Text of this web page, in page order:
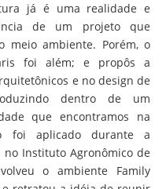
já é uma realidade e
de um projeto que
meio ambiente. Porém, o
foi além; e propôs a
e no design de
dentro de um
que encontramos na
foi aplicado durante a
no Instituto Agronômico de
o ambiente Family